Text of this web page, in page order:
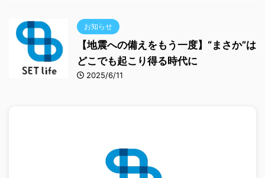
お知らせ
【地震への備えをもう一度】“まさか”は
どこでも起こり得る時代に
2025/6/11